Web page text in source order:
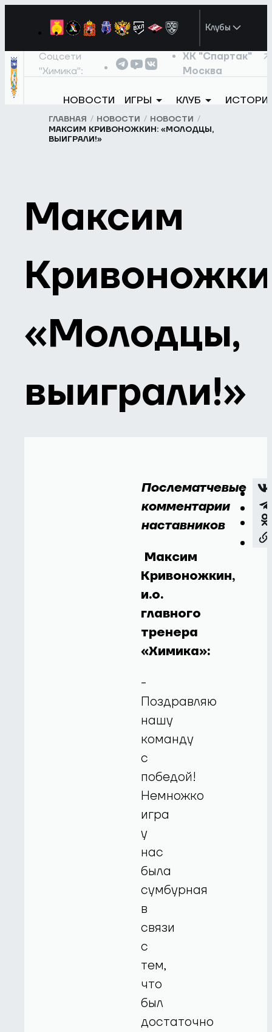
Клубы
Соцсети
"Химика":
ХК "Спартак"
Москва
НОВОСТИ ИГРЫ КЛУБ
ГЛАВНАЯ НОВОСТИ
НОВОСТИ
МАКСИМ КРИВОНОЖКИН: «МОЛОДЦЫ,
ВЫИГРАЛИ!»
Максим
«Молодцы,
выиграли!»
Послематчевые
комментарии
наставников
Максим
Кривоножкин,
и.о.
главного
тренера
«Химика»:
-
Поздравляю
нашу
команду
с
победой!
Немножко
игра
у
нас
была
сумбурная
в
связи
с
тем,
что
был
достаточно